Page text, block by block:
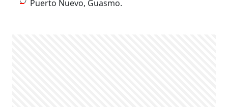
Puerto Nuevo, Guasmo.